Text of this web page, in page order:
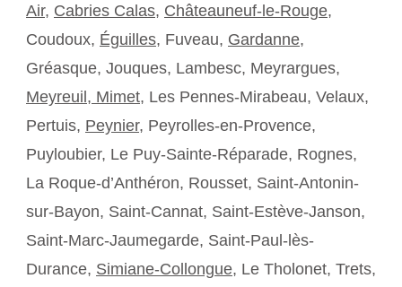
Air, Cabries Calas, Châteauneuf-le-Rouge,
Coudoux, Éguilles, Fuveau, Gardanne,
Gréasque, Jouques, Lambesc, Meyrargues,
Meyreuil, Mimet, Les Pennes-Mirabeau, Velaux,
Pertuis, Peynier, Peyrolles-en-Provence,
Puyloubier, Le Puy-Sainte-Réparade, Rognes,
La Roque-d’Anthéron, Rousset, Saint-Antonin-
sur-Bayon, Saint-Cannat, Saint-Estève-Janson,
Saint-Marc-Jaumegarde, Saint-Paul-lès-
Durance, Simiane-Collongue, Le Tholonet, Trets,